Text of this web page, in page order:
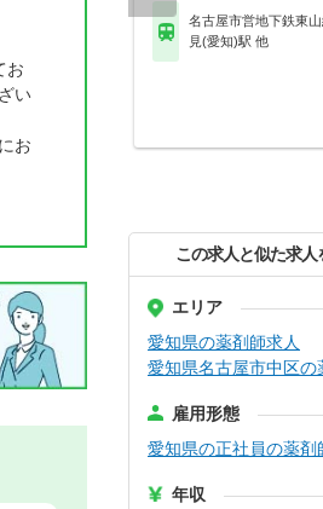
お
い
お
名古屋市営地下鉄東
見(愛知)駅 他
この求人と似た求人
エリア
愛知県の薬剤師求人
愛知県名古屋市中区の
雇用形態
愛知県の正社員の薬剤
年収